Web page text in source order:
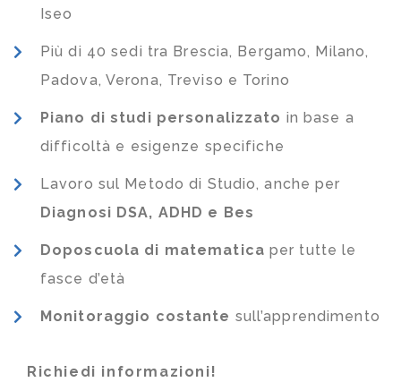
Iseo
Più di 40 sedi tra Brescia, Bergamo, Milano,
Padova, Verona, Treviso e Torino
Piano di studi personalizzato in base a
difficoltà e esigenze specifiche
Lavoro sul Metodo di Studio, anche per
Diagnosi DSA, ADHD e Bes
Doposcuola di matematica per tutte le
fasce d’età
Monitoraggio costante sull’apprendimento
Richiedi informazioni!